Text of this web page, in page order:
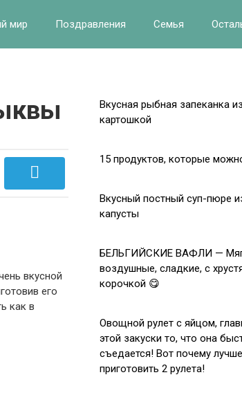
мир Поздравления Семья
вкусной
его
как в
Вкусная рыбная запеканка
картошкой
15 продуктов, которые
Вкусный постный суп-пюре
капусты
БЕЛЬГИЙСКИЕ ВАФЛИ —
воздушные, сладкие, с
корочкой 😋
Овощной рулет с яйцом,
этой закуски то, что она
съедается! Вот почему
приготовить 2 рулета!